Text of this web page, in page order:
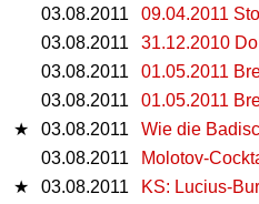
03.08.2011
09.04.2011
03.08.2011
31.12.2010
03.08.2011
01.05.2011
03.08.2011
01.05.2011
★ 03.08.2011
Wie die
03.08.2011
Molotov-
★ 03.08.2011
KS: Lucius-